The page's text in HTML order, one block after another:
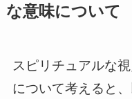
な意味について
スピリチュアルな
について考えると